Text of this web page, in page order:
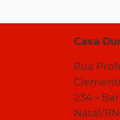
Casa
Rua
234 –
Natal/